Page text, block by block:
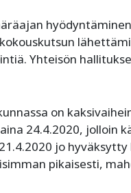
Yhteisön
on
24.4.2020, jolloin
jo
pikaisesti,